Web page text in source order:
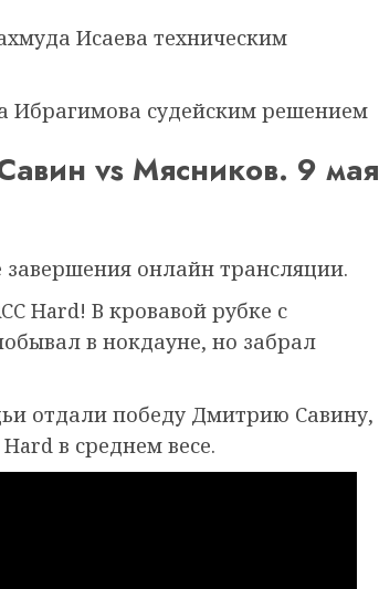
Исаева техническим
Ибрагимова судейским решением
vs Мясников. 9 мая
завершения онлайн трансляции.
Hard! В кровавой рубке с
в нокдауне, но забрал
отдали победу Дмитрию Савину,
в среднем весе.